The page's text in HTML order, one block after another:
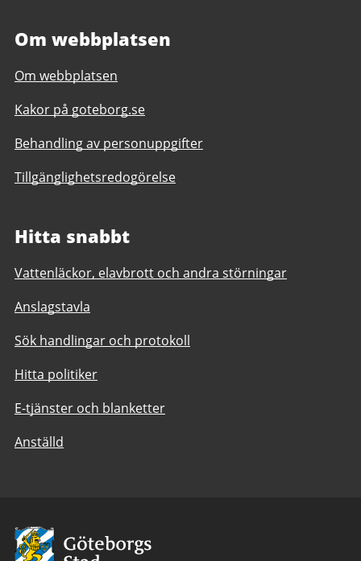
Om webbplatsen
Om webbplatsen
Kakor på goteborg.se
Behandling av personuppgifter
Tillgänglighetsredogörelse
Hitta snabbt
Vattenläckor, elavbrott och andra störningar
Anslagstavla
Sök handlingar och protokoll
Hitta politiker
E-tjänster och blanketter
Anställd
Avsändare:
Göteborgs